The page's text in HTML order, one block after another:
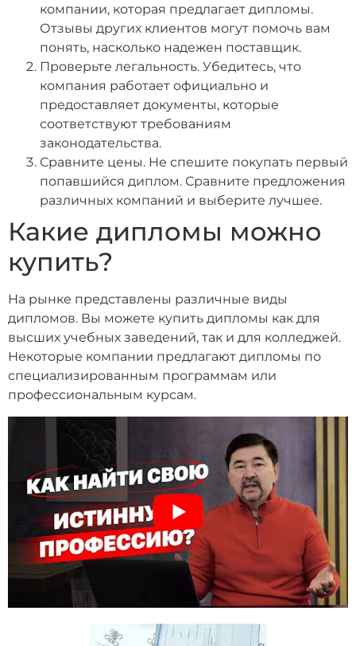
компании, которая предлагает дипломы.
Отзывы других клиентов могут помочь вам
понять, насколько надежен поставщик.
Проверьте легальность. Убедитесь, что
компания работает официально и
предоставляет документы, которые
соответствуют требованиям
законодательства.
Сравните цены. Не спешите покупать первый
попавшийся диплом. Сравните предложения
различных компаний и выберите лучшее.
Какие дипломы можно
купить?
На рынке представлены различные виды
дипломов. Вы можете купить дипломы как для
высших учебных заведений, так и для колледжей.
Некоторые компании предлагают дипломы по
специализированным программам или
профессиональным курсам.